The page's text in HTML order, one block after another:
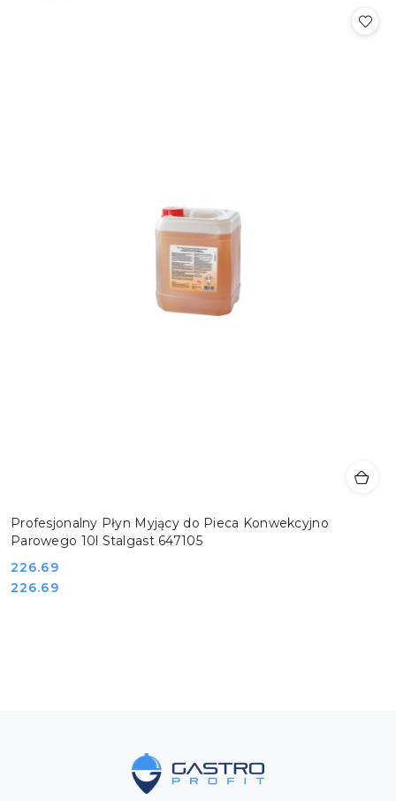
Profesjonalny Płyn Myjący do Pieca Konwekcyjno
Parowego 10l Stalgast 647105
Cena:
226.69
Cena:
226.69